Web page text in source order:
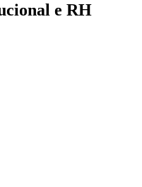
e RH